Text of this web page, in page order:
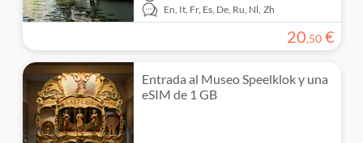
En, It, Fr, Es, De, Ru, Nl, Zh
20,50 €
Entrada al Museo Speelklok y una
eSIM de 1 GB